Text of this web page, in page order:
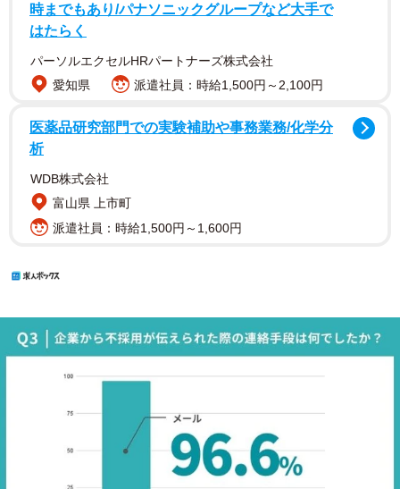
時までもあり/パナソニックグループなど大手で
はたらく
パーソルエクセルHRパートナーズ株式会社
愛知県
派遣社員：時給1,500円～2,100円
医薬品研究部門での実験補助や事務業務/化学分
析
WDB株式会社
富山県 上市町
派遣社員：時給1,500円～1,600円